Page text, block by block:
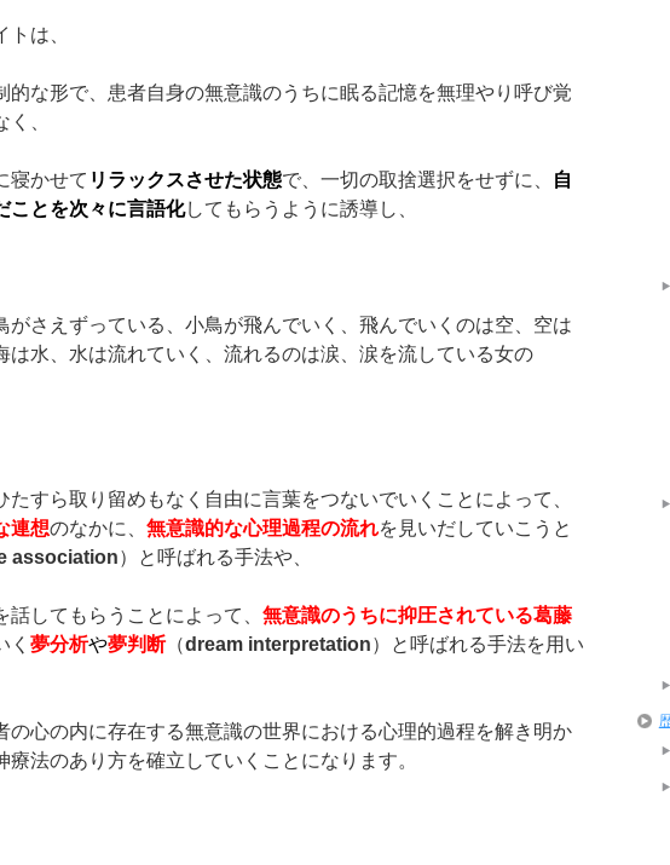
は、
的な形で、患者自身の無意識のうちに眠る記憶を無理やり呼び覚
、
寝かせて リラックスさせた状態で、一切の取捨選択をせずに、
自
ことを次々に言語化してもらうように誘導し、
がさえずっている、小鳥が飛んでいく、飛んでいくのは空、空は
は水、水は流れていく、流れるのは涙、涙を流している女の
たすら取り留めもなく自由に言葉をつないでいくことによって、
連想のなかに、 無意識的な心理過程の流れを見いだしていこうと
association）と呼ばれる手法や、
してもらうことによって、 無意識のうちに抑圧されている葛藤
く 夢分析や夢判断（dream interpretation）と呼ばれる手法を用い
の心の内に存在する無意識の世界における心理的過程を解き明か
療法のあり方を確立していくことになります。